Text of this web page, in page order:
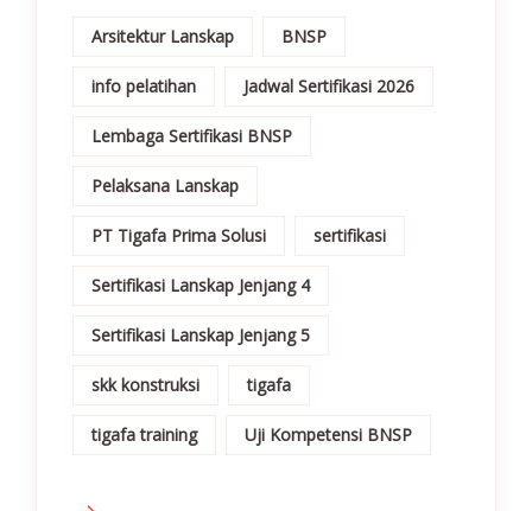
Arsitektur Lanskap BNSP
info pelatihan Jadwal Sertifikasi 2026
Lembaga Sertifikasi BNSP
Pelaksana Lanskap
PT Tigafa Prima Solusi sertifikasi
Sertifikasi Lanskap Jenjang 4
Sertifikasi Lanskap Jenjang 5
skk konstruksi tigafa
tigafa training Uji Kompetensi BNSP